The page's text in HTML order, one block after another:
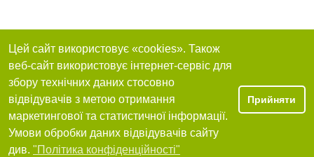
Цей сайт використовує «cookies». Також
веб-сайт використовує інтернет-сервіс для
збору технічних даних стосовно
відвідувачів з метою отримання
маркетингової та статистичної інформації.
Умови обробки даних відвідувачів сайту
див. "Політика конфіденційності"
Прийняти